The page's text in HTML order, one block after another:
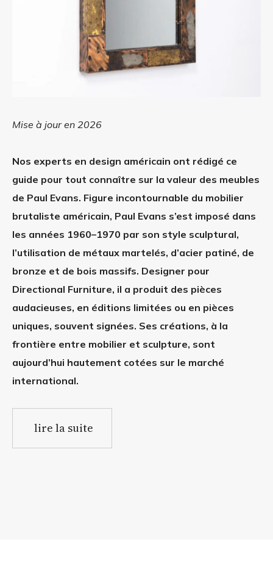
Mise à jour en 2026
Nos experts en design américain ont rédigé ce
guide pour tout connaître sur la valeur des meubles
de Paul Evans. Figure incontournable du mobilier
brutaliste américain, Paul Evans s’est imposé dans
les années 1960–1970 par son style sculptural,
l’utilisation de métaux martelés, d’acier patiné, de
bronze et de bois massifs. Designer pour
Directional Furniture, il a produit des pièces
audacieuses, en éditions limitées ou en pièces
uniques, souvent signées. Ses créations, à la
frontière entre mobilier et sculpture, sont
aujourd’hui hautement cotées sur le marché
international.
lire la suite